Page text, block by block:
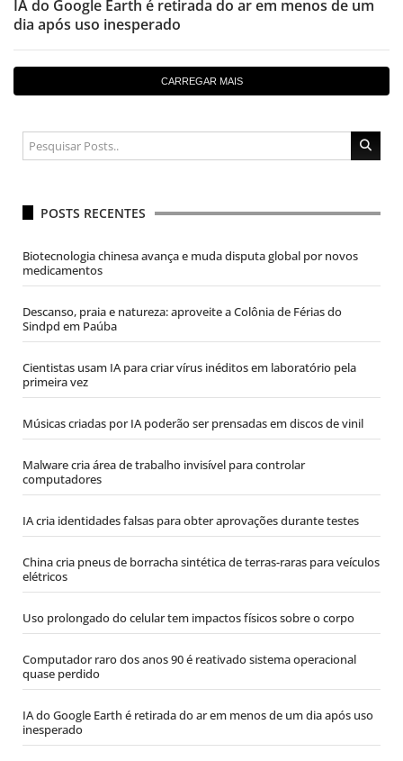
IA do Google Earth é retirada do ar em menos de um
dia após uso inesperado
CARREGAR MAIS
POSTS RECENTES
Biotecnologia chinesa avança e muda disputa global por novos
medicamentos
Descanso, praia e natureza: aproveite a Colônia de Férias do
Sindpd em Paúba
Cientistas usam IA para criar vírus inéditos em laboratório pela
primeira vez
Músicas criadas por IA poderão ser prensadas em discos de vinil
Malware cria área de trabalho invisível para controlar
computadores
IA cria identidades falsas para obter aprovações durante testes
China cria pneus de borracha sintética de terras-raras para veículos
elétricos
Uso prolongado do celular tem impactos físicos sobre o corpo
Computador raro dos anos 90 é reativado sistema operacional
quase perdido
IA do Google Earth é retirada do ar em menos de um dia após uso
inesperado